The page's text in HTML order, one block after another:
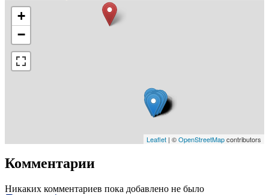
+
−
Leaflet | ©OpenStreetMapcontributors
Комментарии
Никаких комментариев пока добавлено не было